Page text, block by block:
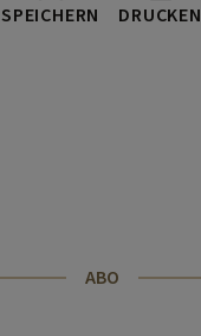
SPEICHERN DRUCKEN
ABO